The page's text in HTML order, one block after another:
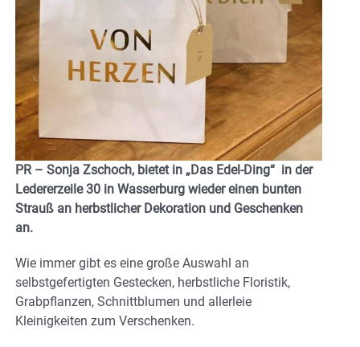
PR – Sonja Zschoch, bietet in „Das Edel-Ding“ in der
Ledererzeile 30 in Wasserburg wieder einen bunten
Strauß an herbstlicher Dekoration und Geschenken
an.
Wie immer gibt es eine große Auswahl an
selbstgefertigten Gestecken, herbstliche Floristik,
Grabpflanzen, Schnittblumen und allerleie
Kleinigkeiten zum Verschenken.